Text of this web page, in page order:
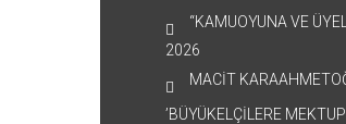
“KAMUOYUNA VE
2026
MACİT
’BÜYÜKELÇİLERE MEKTUP